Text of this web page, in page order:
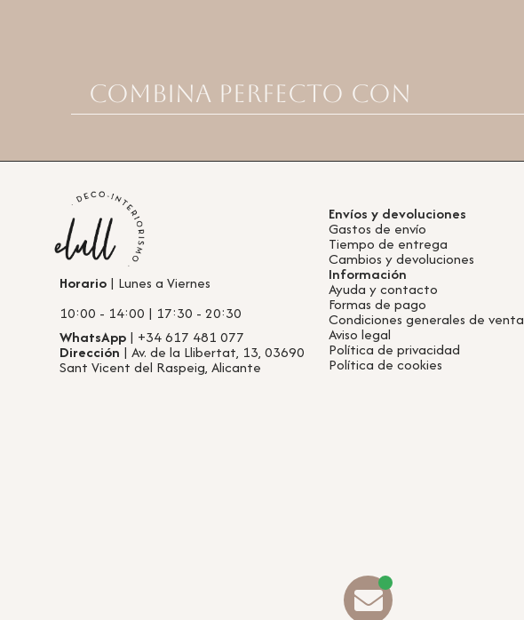
Combina perfecto con
Horario | Lunes a Viernes
10:00 - 14:00 | 17:30 - 20:30
WhatsApp | +34 617 481 077
Dirección | Av. de la Llibertat, 13, 03690
Sant Vicent del Raspeig, Alicante
Envíos y devoluciones
Gastos de envío
Tiempo de entrega
Cambios y devoluciones
Información
Ayuda y contacto
Formas de pago
Condiciones generales de venta
Aviso legal
Política de privacidad
Política de cookies